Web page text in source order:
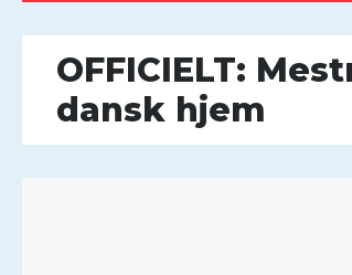
OFFICIELT:
dansk hjem